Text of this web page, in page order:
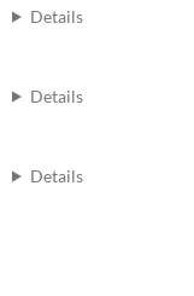
Details
Details
Details